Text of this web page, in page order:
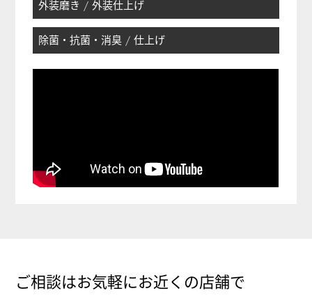
外装磨き / 外装仕上げ
除菌・抗菌・消臭 / 仕上げ
ご相談はお気軽にお近くの店舗で